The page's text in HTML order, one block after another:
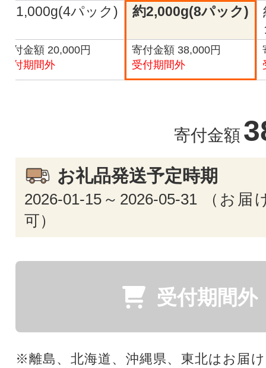
約1,000g(4パック)
寄付金額 20,000円
受付期間外
約2,000g(8パック)
寄付金額 38,000円
受付期間外
寄付金額
お礼品発送予定時期
2026-01-15～2026-05-31 （お届
可）
受付期間外
※離島、北海道、沖縄県、東北はお届